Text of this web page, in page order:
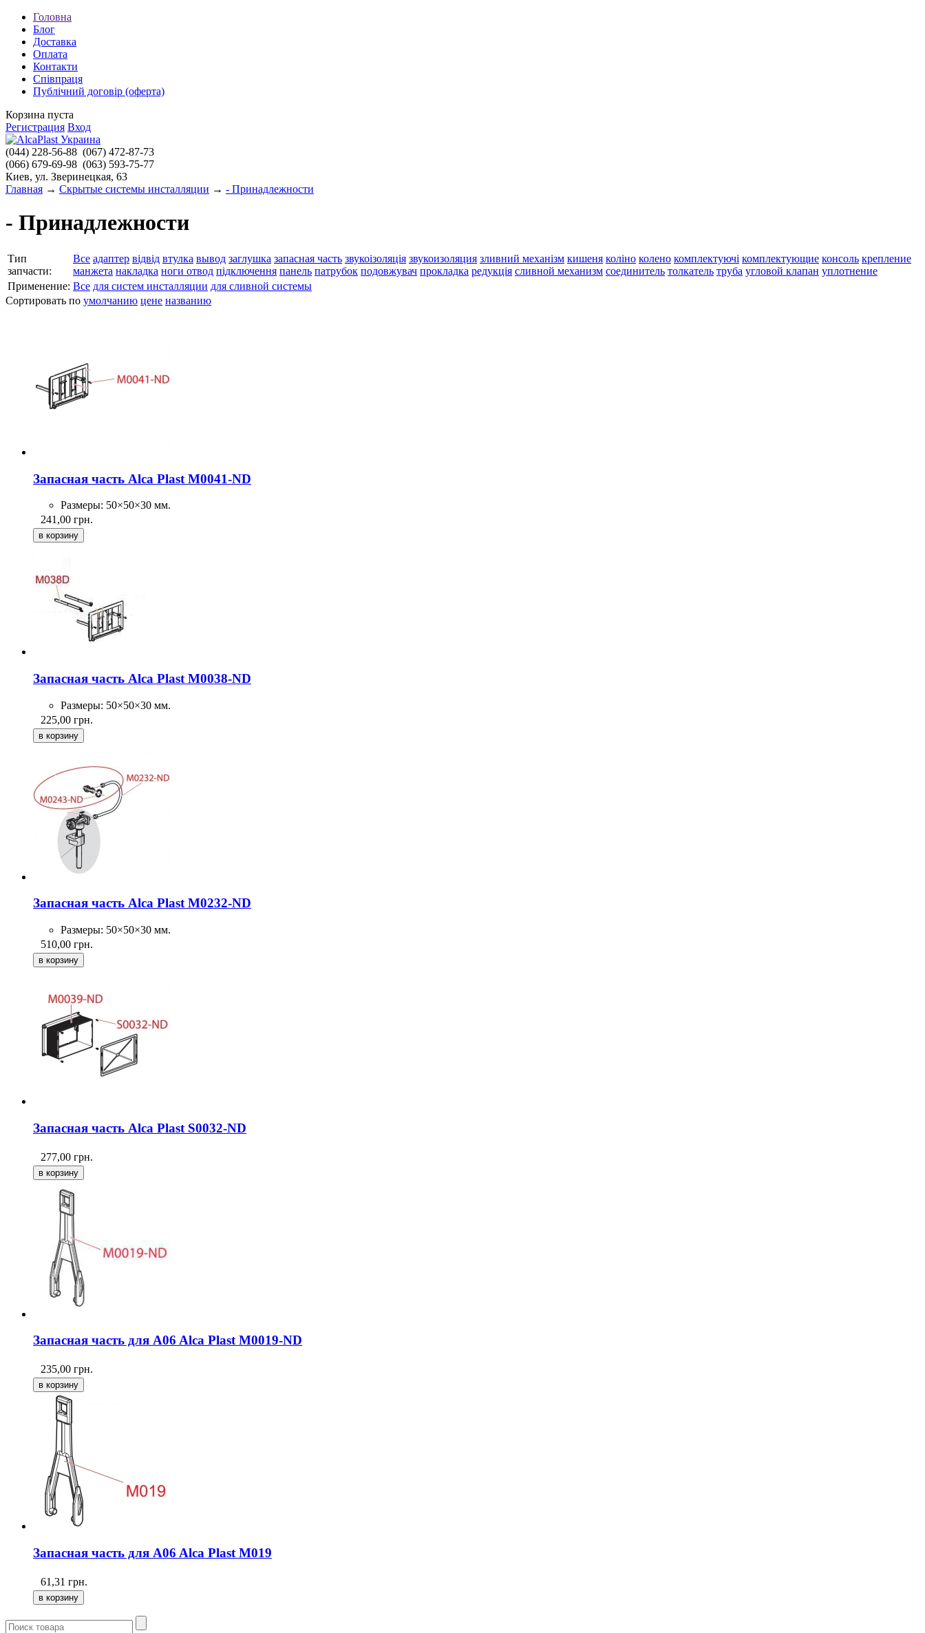
Головна
Блог
Доставка
Оплата
Контакти
Співпраця
Публічний договір (оферта)
Корзина пуста
Регистрация Вход
(044) 228-56-88 (067) 472-87-73
(066) 679-69-98 (063) 593-75-77
Киев, ул. Зверинецкая, 63
Главная → Скрытые системы инсталляции → - Принадлежности
- Принадлежности
Тип
запчасти:
Все адаптер відвід втулка вывод заглушка запасная часть звукоізоляція звукоизоляция зливний механізм кишеня коліно колено комплектуючі комплектующие консоль крепление
манжета накладка ноги отвод підключення панель патрубок подовжувач прокладка редукція сливной механизм соединитель толкатель труба угловой клапан уплотнение
Применение: Все для систем инсталляции для сливной системы
Сортировать по умолчанию цене названию
Запасная часть Alca Plast M0041-ND
Размеры: 50×50×30 мм.
241,00 грн.
Запасная часть Alca Plast M0038-ND
Размеры: 50×50×30 мм.
225,00 грн.
Запасная часть Alca Plast M0232-ND
Размеры: 50×50×30 мм.
510,00 грн.
Запасная часть Alca Plast S0032-ND
277,00 грн.
Запасная часть для A06 Alca Plast M0019-ND
235,00 грн.
Запасная часть для A06 Alca Plast M019
61,31 грн.